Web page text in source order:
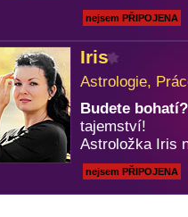
nejsem PŘIPOJENA
Iris
Astrologie,
Budete bohatí?
tajemství!
Astroložka Iris
nejsem PŘIPOJENA